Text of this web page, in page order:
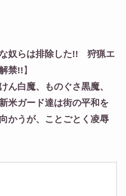
奴らは排除した!! 狩猟エ
禁!!】
ん白魔、ものぐさ黒魔、
米ガード達は街の平和を
かうが、ことごとく凌辱